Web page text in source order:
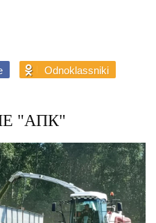
Odnoklassniki
"АПК"